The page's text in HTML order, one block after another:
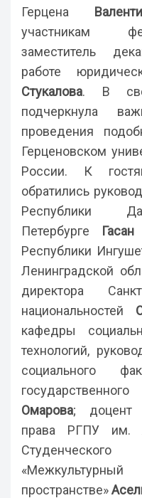
Герцена
участникам
заместитель
работе
Стукалова. В
подчеркнула
проведения
Герценовском
России. К
обратились
Республики
Петербурге
Республики
Ленинградской
директора
национальностей
кафедры
технологий,
социального
Омарова; доцент
права РГПУ им.
пространстве»